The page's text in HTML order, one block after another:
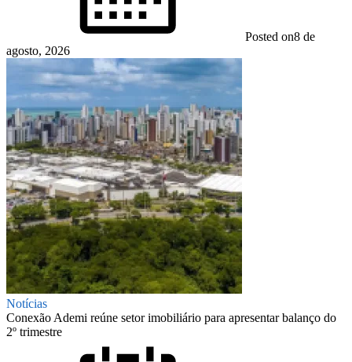
Posted on8 de
agosto, 2026
Notícias
Conexão Ademi reúne setor imobiliário para apresentar balanço do
2º trimestre